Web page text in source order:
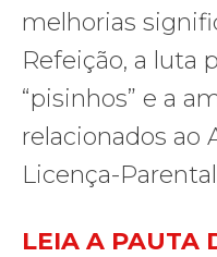
melhorias
Refeição, a luta
“pisinhos” e a
relacionados ao
Licença-
LEIA A PAUTA